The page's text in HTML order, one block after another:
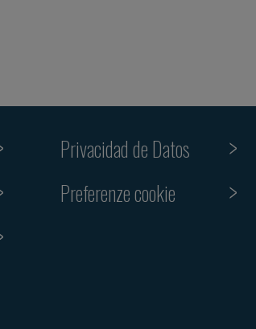
Privacidad de Datos
Preferenze cookie